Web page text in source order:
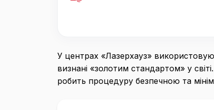
У центрах «Лазерхауз»
визнані «золотим стандартом» у
робить процедуру безпечною та